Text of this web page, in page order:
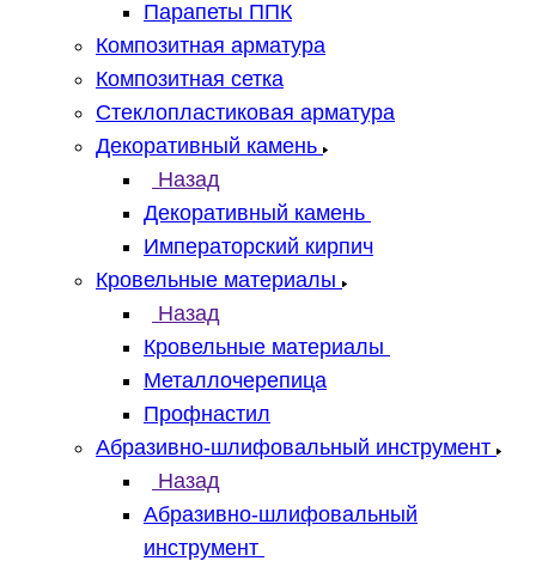
Парапеты ППК
Композитная арматура
Композитная сетка
Стеклопластиковая арматура
Декоративный камень
Назад
Декоративный камень
Императорский кирпич
Кровельные материалы
Назад
Кровельные материалы
Металлочерепица
Профнастил
Абразивно-шлифовальный инструмент
Назад
Абразивно-шлифовальный
инструмент